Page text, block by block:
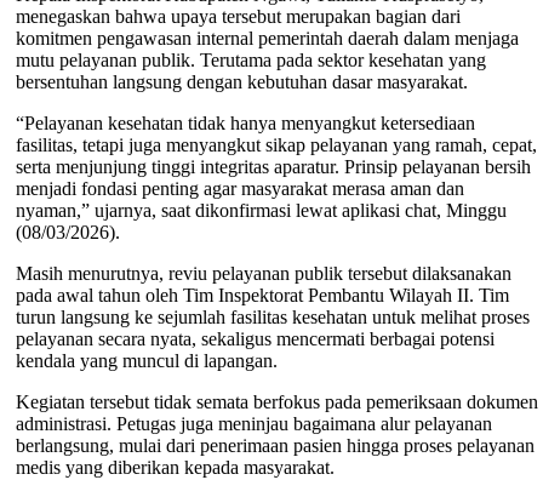
menegaskan bahwa upaya tersebut merupakan bagian dari
komitmen pengawasan internal pemerintah daerah dalam menjaga
mutu pelayanan publik. Terutama pada sektor kesehatan yang
bersentuhan langsung dengan kebutuhan dasar masyarakat.
“Pelayanan kesehatan tidak hanya menyangkut ketersediaan
fasilitas, tetapi juga menyangkut sikap pelayanan yang ramah, cepat,
serta menjunjung tinggi integritas aparatur. Prinsip pelayanan bersih
menjadi fondasi penting agar masyarakat merasa aman dan
nyaman,” ujarnya, saat dikonfirmasi lewat aplikasi chat, Minggu
(08/03/2026).
Masih menurutnya, reviu pelayanan publik tersebut dilaksanakan
pada awal tahun oleh Tim Inspektorat Pembantu Wilayah II. Tim
turun langsung ke sejumlah fasilitas kesehatan untuk melihat proses
pelayanan secara nyata, sekaligus mencermati berbagai potensi
kendala yang muncul di lapangan.
Kegiatan tersebut tidak semata berfokus pada pemeriksaan dokumen
administrasi. Petugas juga meninjau bagaimana alur pelayanan
berlangsung, mulai dari penerimaan pasien hingga proses pelayanan
medis yang diberikan kepada masyarakat.